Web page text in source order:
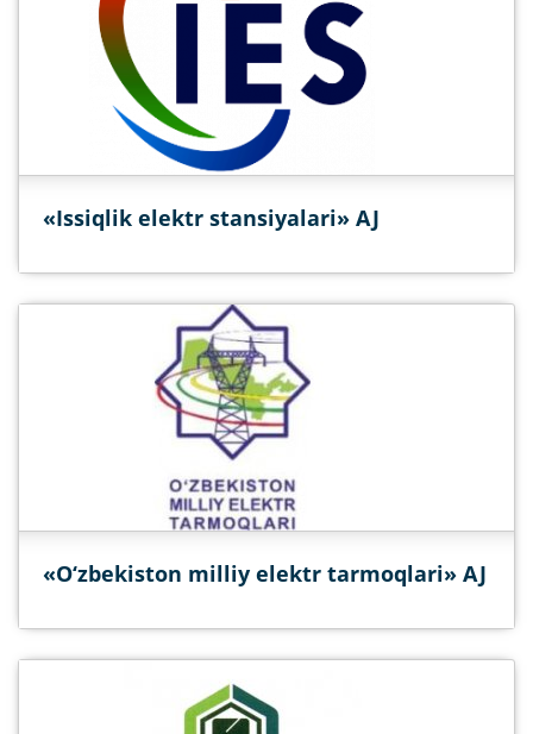
«Issiqlik elektr stansiyalari» AJ
«O‘zbekiston milliy elektr tarmoqlari» AJ